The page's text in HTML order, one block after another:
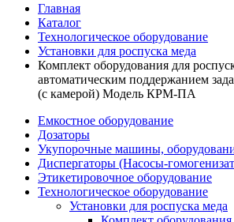
Главная
Каталог
Технологическое оборудование
Установки для роспуска меда
Комплект оборудования для
автоматическим поддержанием
(с камерой) Модель КРМ-ПА
Емкостное оборудование
Дозаторы
Укупорочные машины,
Диспергаторы (Насосы-
Этикетировочное оборудование
Технологическое оборудование
Установки для роспуска меда